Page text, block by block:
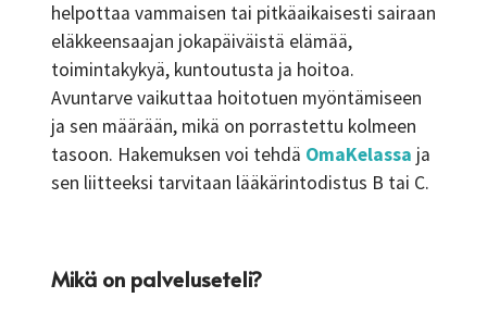
helpottaa vammaisen tai pitkäaikaisesti sairaan
eläkkeensaajan jokapäiväistä elämää,
toimintakykyä, kuntoutusta ja hoitoa.
Avuntarve vaikuttaa hoitotuen myöntämiseen
ja sen määrään, mikä on porrastettu kolmeen
tasoon. Hakemuksen voi tehdä OmaKelassa ja
sen liitteeksi tarvitaan lääkärintodistus B tai C.
Mikä on palveluseteli?